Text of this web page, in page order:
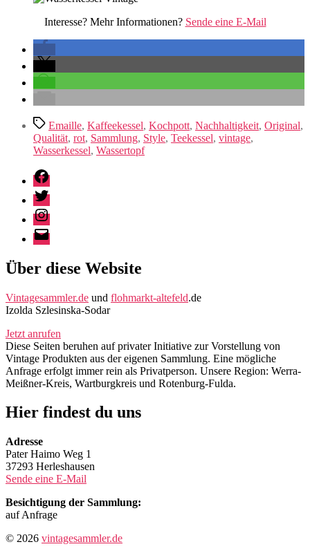
Interesse? Mehr Informationen? Sende eine E-Mail
Schlagwörter
Emaille, Kaffeekessel, Kochpott, Nachhaltigkeit, Original,
Qualität, rot, Sammlung, Style, Teekessel, vintage,
Wasserkessel, Wassertopf
Facebook
Twitter
Instagram
E-
Mail
Über diese Website
Vintagesammler.de und flohmarkt-altefeld.de
Izolda Szlesinska-Sodar
Jetzt anrufen
Diese Seiten beruhen auf privater Initiative zur Vorstellung von
Vintage Produkten aus der eigenen Sammlung. Eine mögliche
Anfrage erfolgt immer rein als Privatperson. Unsere Region: Werra-
Meißner-Kreis, Wartburgkreis und Rotenburg-Fulda.
Hier findest du uns
Adresse
Pater Haimo Weg 1
37293 Herleshausen
Sende eine E-Mail
Besichtigung der Sammlung:
auf Anfrage
© 2026 vintagesammler.de